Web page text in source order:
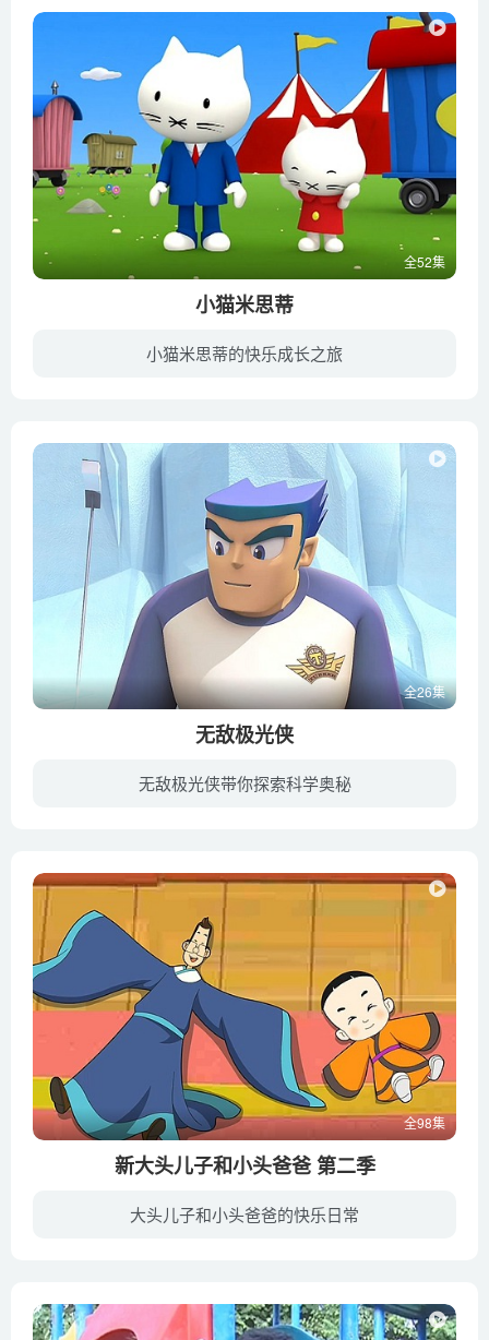
全52集
小猫米思蒂
小猫米思蒂的快乐成长之旅
全26集
无敌极光侠
无敌极光侠带你探索科学奥秘
全98集
新大头儿子和小头爸爸 第二季
大头儿子和小头爸爸的快乐日常